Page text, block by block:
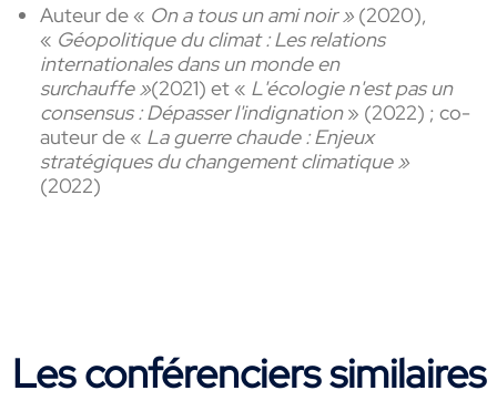
Auteur de « On a tous un ami noir » (2020),
« Géopolitique du climat : Les relations
internationales dans un monde en
surchauffe »(2021) et « L'écologie n'est pas un
consensus : Dépasser l'indignation» (2022) ; co-
auteur de « La guerre chaude : Enjeux
stratégiques du changement climatique »
(2022)
Les conférenciers similaires